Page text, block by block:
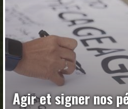
Agir et signer nos